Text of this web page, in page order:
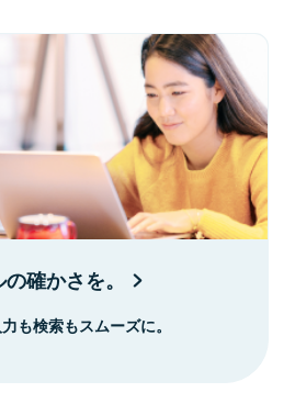
確かさを。
も検索もスムーズに。